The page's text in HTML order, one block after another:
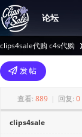
论坛
clips4sale代购 c4s代购
>
查看: 889 | 回复: 0
clips4sale